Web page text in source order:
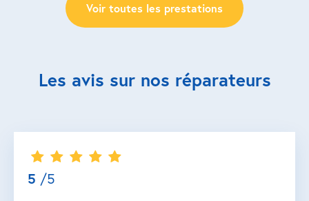
Voir toutes les prestations
Les avis sur nos réparateurs
5 /5